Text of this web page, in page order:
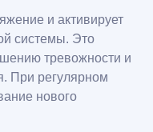
и активирует
системы. Это
тревожности и
При регулярном
нового